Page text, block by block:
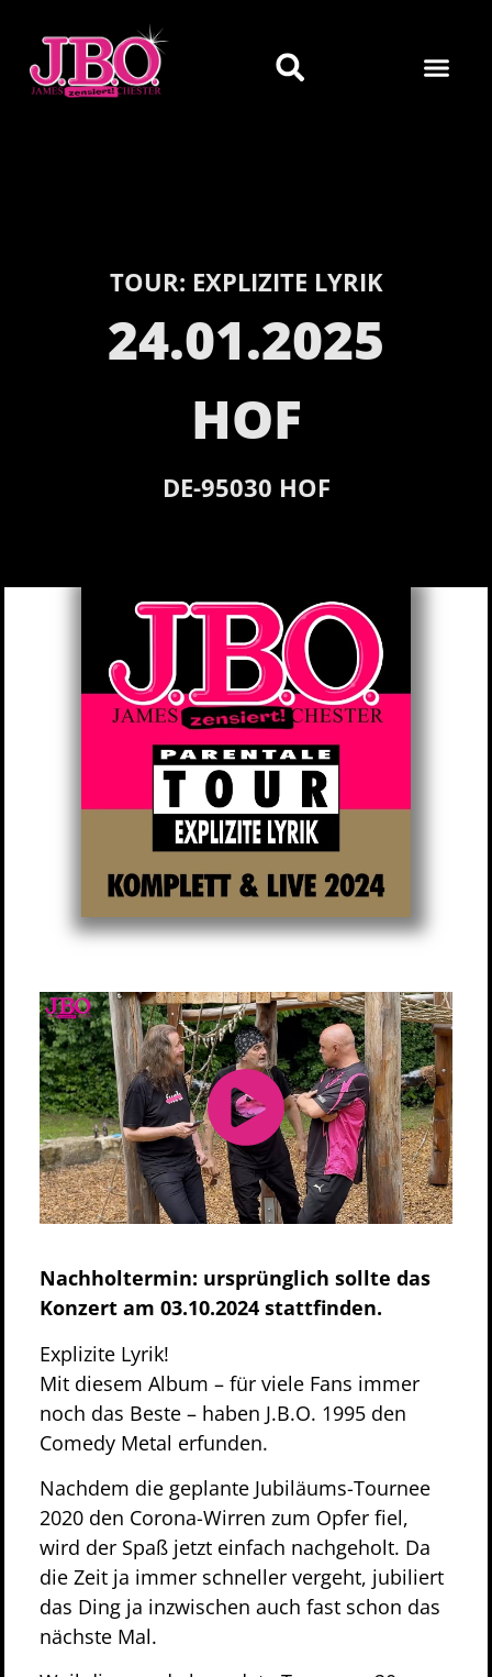
TOUR: EXPLIZITE LYRIK
24.01.2025
HOF
DE-95030 HOF
Nachholtermin: ursprünglich sollte das
Konzert am 03.10.2024 stattfinden.
Explizite Lyrik!
Mit diesem Album – für viele Fans immer
noch das Beste – haben J.B.O. 1995 den
Comedy Metal erfunden.
Nachdem die geplante Jubiläums-Tournee
2020 den Corona-Wirren zum Opfer fiel,
wird der Spaß jetzt einfach nachgeholt. Da
die Zeit ja immer schneller vergeht, jubiliert
das Ding ja inzwischen auch fast schon das
nächste Mal.